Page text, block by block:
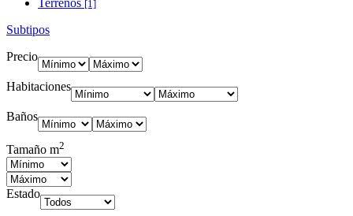
[1]
Subtipos
Precio
Habitaciones
Baños
Tamaño m2
Estado